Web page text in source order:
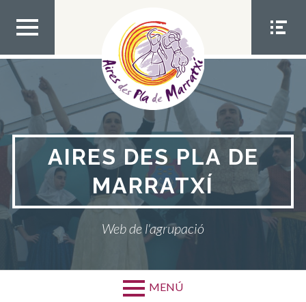
contingut
MEN
SUPE
RIOR
MEN
Ú
SOCIA
AIRES DES PLA DE
MARRATXÍ
Web de l'agrupació
MENÚ